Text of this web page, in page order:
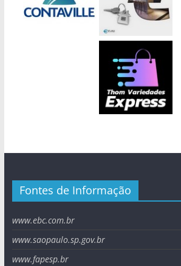
Fontes de Informação
www.ebc.com.br
www.saopaulo.sp.gov.br
www.fapesp.br